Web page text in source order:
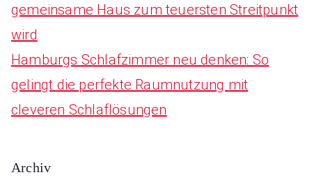
gemeinsame Haus zum teuersten Streitpunkt
wird
Hamburgs Schlafzimmer neu denken: So
gelingt die perfekte Raumnutzung mit
cleveren Schlaflösungen
Archiv